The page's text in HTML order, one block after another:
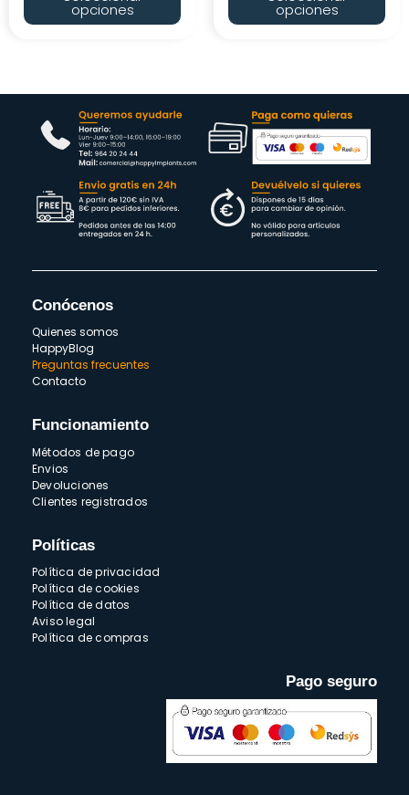
opciones opciones
Conócenos
Quienes somos
HappyBlog
Preguntas frecuentes
Contacto
Funcionamiento
Métodos de pago
Envios
Devoluciones
Clientes registrados
Políticas
Política de privacidad
Política de cookies
Política de datos
Aviso legal
Política de compras
Pago seguro